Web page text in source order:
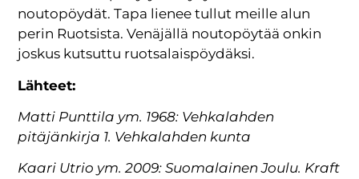
noutopöydät. Tapa lienee tullut meille alun
perin Ruotsista. Venäjällä noutopöytää onkin
joskus kutsuttu ruotsalaispöydäksi.
Lähteet:
Matti Punttila ym. 1968: Vehkalahden
pitäjänkirja 1. Vehkalahden kunta
Kaari Utrio ym. 2009: Suomalainen Joulu. Kraft